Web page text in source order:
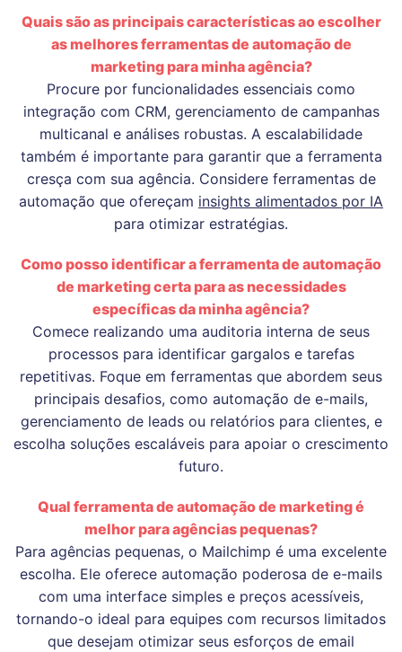
Quais são as principais características ao escolher
as melhores ferramentas de automação de
marketing para minha agência?
Procure por funcionalidades essenciais como
integração com CRM, gerenciamento de campanhas
multicanal e análises robustas. A escalabilidade
também é importante para garantir que a ferramenta
cresça com sua agência. Considere ferramentas de
automação que ofereçam insights alimentados por IA
para otimizar estratégias.
Como posso identificar a ferramenta de automação
de marketing certa para as necessidades
específicas da minha agência?
Comece realizando uma auditoria interna de seus
processos para identificar gargalos e tarefas
repetitivas. Foque em ferramentas que abordem seus
principais desafios, como automação de e-mails,
gerenciamento de leads ou relatórios para clientes, e
escolha soluções escaláveis para apoiar o crescimento
futuro.
Qual ferramenta de automação de marketing é
melhor para agências pequenas?
Para agências pequenas, o Mailchimp é uma excelente
escolha. Ele oferece automação poderosa de e-mails
com uma interface simples e preços acessíveis,
tornando-o ideal para equipes com recursos limitados
que desejam otimizar seus esforços de email